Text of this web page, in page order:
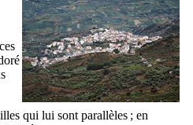
qui lui sont parallèles ; en